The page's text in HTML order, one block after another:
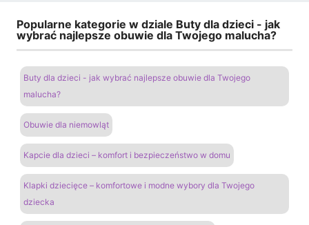
Popularne kategorie w dziale Buty dla dzieci - jak
wybrać najlepsze obuwie dla Twojego malucha?
Buty dla dzieci - jak wybrać najlepsze obuwie dla Twojego
malucha?
Obuwie dla niemowląt
Kapcie dla dzieci – komfort i bezpieczeństwo w domu
Klapki dziecięce – komfortowe i modne wybory dla Twojego
dziecka